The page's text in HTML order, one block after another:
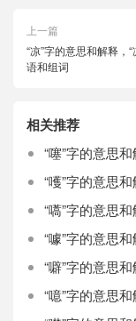
上一篇
“凉”字的意思和解释，
语和组词
相关推荐
“噻”字的意思
“嚄”字的意思
“嚆”字的意思
“噱”字的意思
“噼”字的意思
“噫”字的意思